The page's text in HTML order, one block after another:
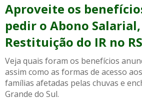
Aproveite os
pedir o Abono Salarial,
Restituição do IR no RS
Veja quais foram os benefícios
assim como as formas de acesso
famílias afetadas pelas chuvas e
Grande do Sul.